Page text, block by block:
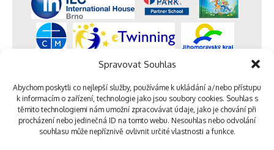
Spravovat Souhlas
Abychom poskytli co nejlepší služby, používáme k ukládání a/nebo přístupu
k informacím o zařízení, technologie jako jsou soubory cookies. Souhlas s
těmito technologiemi nám umožní zpracovávat údaje, jako je chování při
procházení nebo jedinečná ID na tomto webu. Nesouhlas nebo odvolání
souhlasu může nepříznivě ovlivnit určité vlastnosti a funkce.